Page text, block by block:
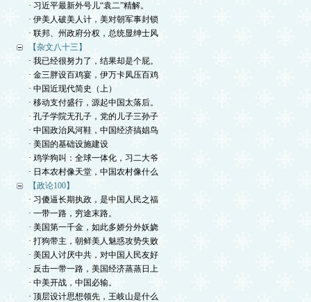
· 习近平最新外号儿“袁二”精解。
· 伊美人破美人计，美对朝军事封锁
· 联邦、州政府分权，总统显绅士风
【杂文八十三】
· 我已经很努力了，结果却是个屁。
· 金三胖设百鸡宴，伊万卡凤压百鸡
· 中国近现代简史（上）
· 移动支付盛行，源起中国太落后。
· 孔子学院无孔子，党的儿子三孙子
· 中国政治风河鞋，中国经济搞娼鸟
· 美国的基础设施建设
· 鸡学狗叫：全球一体化，习二大爷
· 日本农村像天堂，中国农村像什么
【政论100】
· 习傻逼长期执政，是中国人民之福
· 一带一路，穷途末路。
· 美国第一千金，如此多娇分外妖娆
· 打狗带主，朝鲜美人魅惑攻势失败
· 美国人讨厌中共，对中国人民友好
· 反击一带一路，美国经济蒸蒸日上
· 中美开战，中国必输。
· 顶层设计思想领先，王岐山是什么